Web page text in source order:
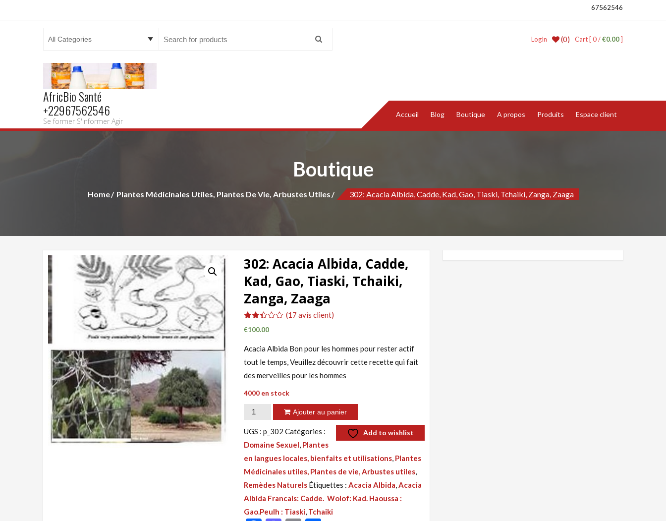
67562546
Cart [ 0 /€0.00]
(0)
LogIn
AfricBio Santé
+22967562546
Se former S'informer Agir
Accueil Blog Boutique A propos Produits Espace client
Boutique
Home Plantes Médicinales Utiles, Plantes De Vie, Arbustes Utiles 302: Acacia Albida, Cadde, Kad, Gao, Tiaski, Tchaiki, Zanga, Zaaga
302: Acacia Albida, Cadde,
Kad, Gao, Tiaski, Tchaiki,
Zanga, Zaaga
Noté
2.35
5
sur
17
client
(17 avis client)
€100.00
Acacia Albida Bon pour les hommes pour rester actif
tout le temps, Veuillez découvrir cette recette qui fait
des merveilles pour les hommes
4000 en stock
quantité
302:
Acacia
Albida,
Cadde,
Kad,
Gao,
Tiaski,
Ajouter au panier
Add to wishlist
UGS :p_302 Catégories :
Domaine Sexuel, Plantes
en langues locales, bienfaits et utilisations, Plantes
Médicinales utiles, Plantes de vie, Arbustes utiles,
Remèdes Naturels Étiquettes :Acacia Albida,Acacia
Albida Francais: Cadde. Wolof: Kad. Haoussa :
Gao.Peulh : Tiaski, Tchaiki